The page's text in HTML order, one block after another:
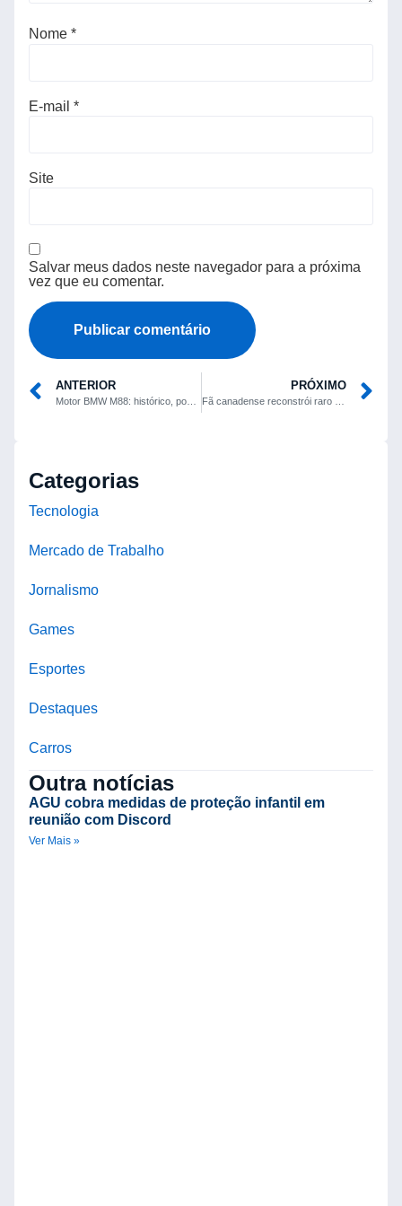
Nome *
E-mail *
Site
Salvar meus dados neste navegador para a próxima
vez que eu comentar.
ANTERIOR PRÓXIMO
Categorias
Tecnologia
Mercado de Trabalho
Jornalismo
Games
Esportes
Destaques
Carros
Outra notícias
AGU cobra medidas de proteção infantil em
reunião com Discord
Ver Mais »